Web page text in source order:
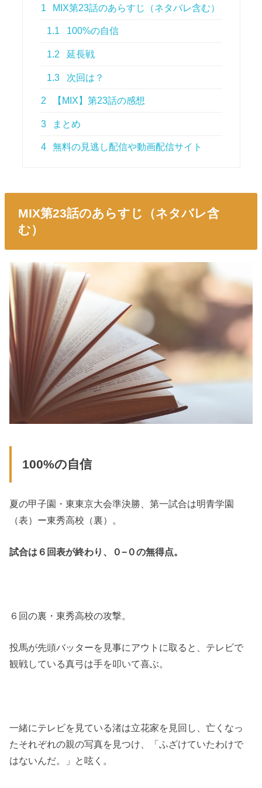
1 MIX第23話のあらすじ（ネタバレ含む）
1.1 100%の自信
1.2 延長戦
1.3 次回は？
2 【MIX】第23話の感想
3 まとめ
4 無料の見逃し配信や動画配信サイト
MIX第23話のあらすじ（ネタバレ含
む）
100%の自信
夏の甲子園・東東京大会準決勝、第一試合は明青学園
（表）ー東秀高校（裏）。
試合は６回表が終わり、０−０の無得点。
６回の裏・東秀高校の攻撃。
投馬が先頭バッターを見事にアウトに取ると、テレビで
観戦している真弓は手を叩いて喜ぶ。
一緒にテレビを見ている渚は立花家を見回し、亡くなっ
たそれぞれの親の写真を見つけ、「ふざけていたわけで
はないんだ。」と呟く。